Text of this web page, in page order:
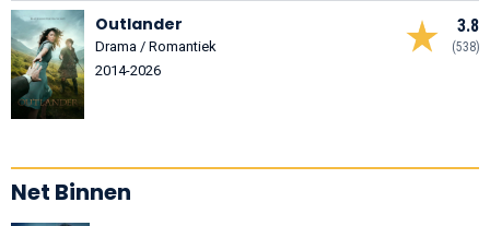
3.8
(538)
Outlander
Drama / Romantiek
2014-2026
Net Binnen